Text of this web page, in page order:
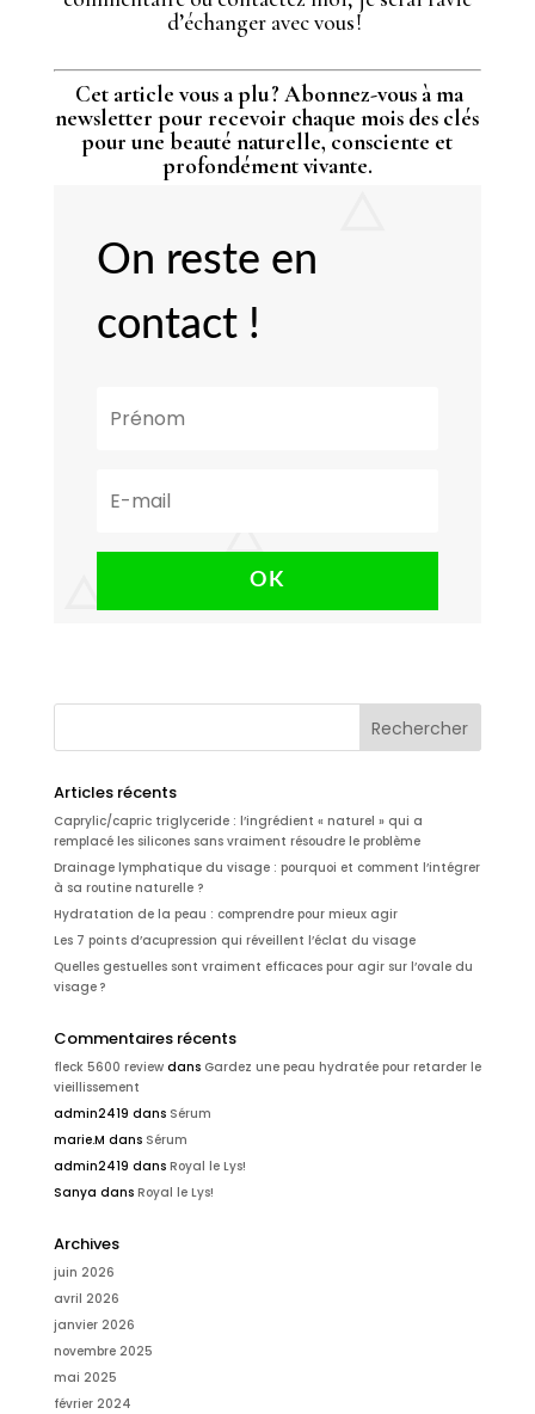
d’échanger avec vous !
Cet article vous a plu ? Abonnez-vous à ma
newsletter pour recevoir chaque mois des clés
pour une beauté naturelle, consciente et
profondément vivante.
On reste en
contact !
OK
Articles récents
Caprylic/capric triglyceride : l’ingrédient « naturel » qui a
remplacé les silicones sans vraiment résoudre le problème
Drainage lymphatique du visage : pourquoi et comment l’intégrer
à sa routine naturelle ?
Hydratation de la peau : comprendre pour mieux agir
Les 7 points d’acupression qui réveillent l’éclat du visage
Quelles gestuelles sont vraiment efficaces pour agir sur l’ovale du
visage ?
Commentaires récents
fleck 5600 reviewdans Gardez une peau hydratée pour retarder le
vieillissement
admin2419 dans Sérum
marie.M dans Sérum
admin2419 dans Royal le Lys!
Sanya dans Royal le Lys!
Archives
juin 2026
avril 2026
janvier 2026
novembre 2025
mai 2025
février 2024